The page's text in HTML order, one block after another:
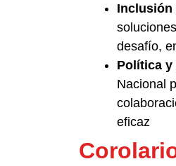
Inclusión
desafío,
Política y
Nacional
eficaz